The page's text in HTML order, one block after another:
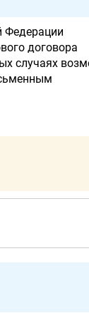
Федерации
договора
случаях